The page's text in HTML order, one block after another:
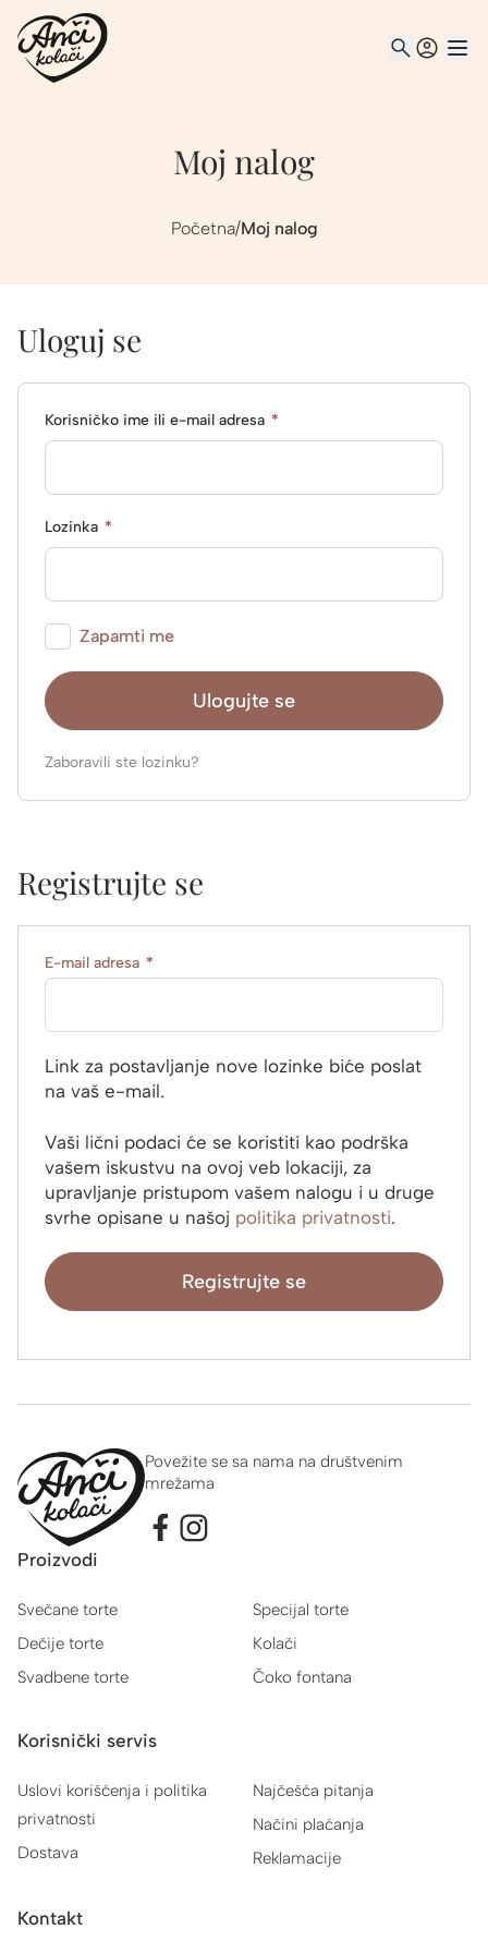
Moj nalog
Početna/Moj nalog
Uloguj se
Korisničko ime ili e-mail adresa *
Lozinka *
Zapamti me
Ulogujte se
Zaboravili ste lozinku?
Registrujte se
E-mail adresa *
Link za postavljanje nove lozinke biće poslat
na vaš e-mail.
Vaši lični podaci će se koristiti kao podrška
vašem iskustvu na ovoj veb lokaciji, za
upravljanje pristupom vašem nalogu i u druge
svrhe opisane u našoj politika privatnosti.
Registrujte se
Povežite se sa nama na društvenim
mrežama
Proizvodi
Svečane torte
Dečije torte
Svadbene torte
Specijal torte
Kolači
Čoko fontana
Korisnički servis
Uslovi korišćenja i politika
privatnosti
Dostava
Najčešća pitanja
Načini plaćanja
Reklamacije
Kontakt